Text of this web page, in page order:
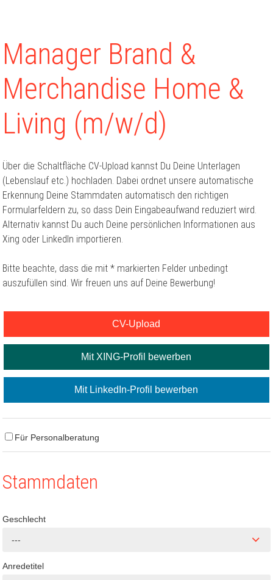
Manager Brand &
Merchandise Home &
Living (m/w/d)
Über die Schaltfläche CV-Upload kannst Du Deine Unterlagen
(Lebenslauf etc.) hochladen. Dabei ordnet unsere automatische
Erkennung Deine Stammdaten automatisch den richtigen
Formularfeldern zu, so dass Dein Eingabeaufwand reduziert wird.
Alternativ kannst Du auch Deine persönlichen Informationen aus
Xing oder LinkedIn importieren.
Bitte beachte, dass die mit * markierten Felder unbedingt
auszufüllen sind. Wir freuen uns auf Deine Bewerbung!
CV-Upload
Mit XING-Profil bewerben
Mit LinkedIn-Profil bewerben
Für Personalberatung
Stammdaten
Geschlecht
---
Anredetitel